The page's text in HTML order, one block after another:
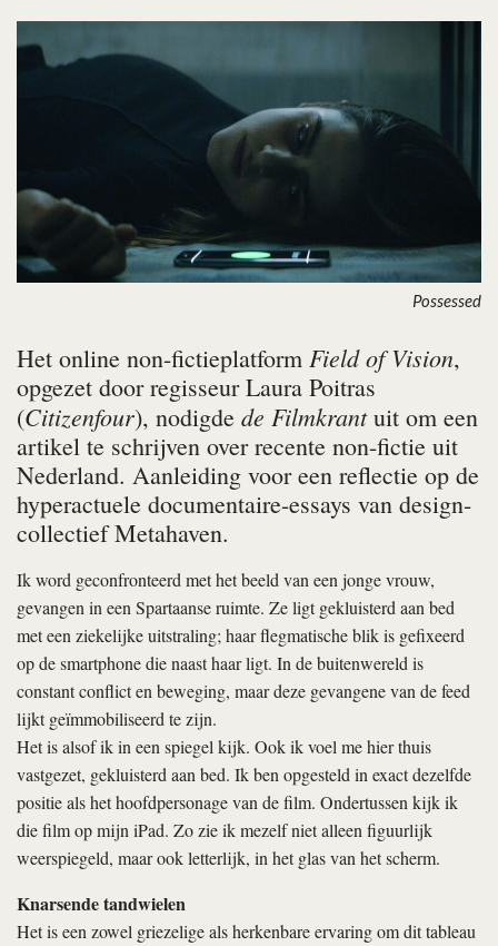
Possessed
Het online non-fictieplatform Field of Vision,
opgezet door regisseur Laura Poitras
(Citizenfour), nodigde de Filmkrantuit om een
artikel te schrijven over recente non-fictie uit
Nederland. Aanleiding voor een reflectie op de
hyperactuele documentaire-essays van design-
collectief Metahaven.
Ik word geconfronteerd met het beeld van een jonge vrouw,
gevangen in een Spartaanse ruimte. Ze ligt gekluisterd aan bed
met een ziekelijke uitstraling; haar flegmatische blik is gefixeerd
op de smartphone die naast haar ligt. In de buitenwereld is
constant conflict en beweging, maar deze gevangene van de feed
lijkt geïmmobiliseerd te zijn.
Het is alsof ik in een spiegel kijk. Ook ik voel me hier thuis
vastgezet, gekluisterd aan bed. Ik ben opgesteld in exact dezelfde
positie als het hoofdpersonage van de film. Ondertussen kijk ik
die film op mijn iPad. Zo zie ik mezelf niet alleen figuurlijk
weerspiegeld, maar ook letterlijk, in het glas van het scherm.
Knarsende tandwielen
Het is een zowel griezelige als herkenbare ervaring om dit tableau